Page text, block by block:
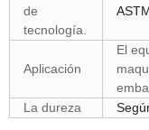
de
tecnología.
Aplicación
El
La dureza